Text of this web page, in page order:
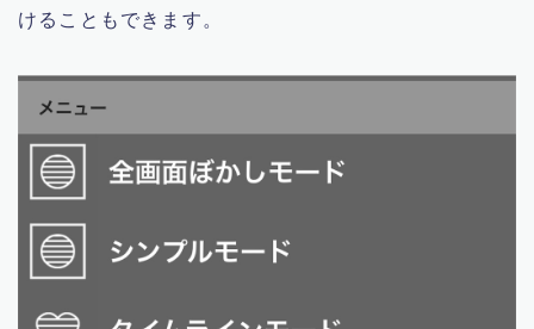
けることもできます。